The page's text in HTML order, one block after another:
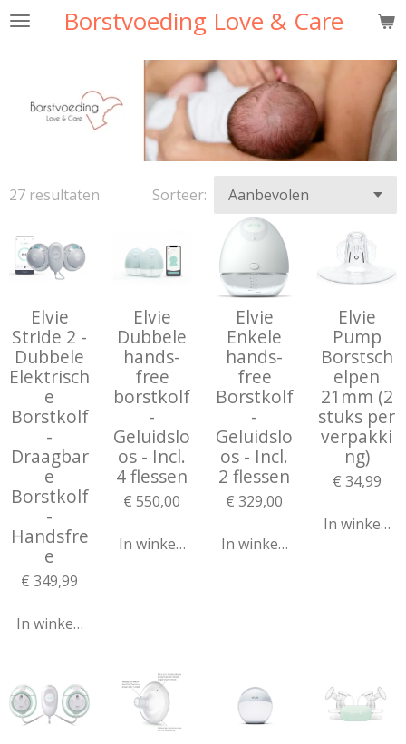
Ga
hoofdinhoud
Borstvoeding Love & Care
27 resultaten Sorteer:
Elvie
Stride 2 -
Dubbele
Elektrisch
e
Borstkolf
-
Draagbar
e
Borstkolf
-
Handsfre
e
€ 349,99
In winkelwagen
Elvie
Dubbele
hands-
free
borstkolf
-
Geluidslo
os - Incl.
4 flessen
€ 550,00
In winkelwagen
Elvie
Enkele
hands-
free
Borstkolf
-
Geluidslo
os - Incl.
2 flessen
€ 329,00
In winkelwagen
Elvie
Pump
Borstsch
elpen
21mm (2
stuks per
verpakki
ng)
€ 34,99
In